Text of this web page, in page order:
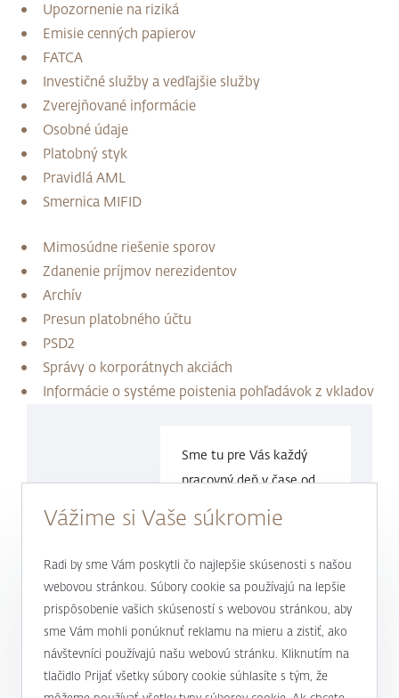
Upozornenie na riziká
Emisie cenných papierov
FATCA
Investičné služby a vedľajšie služby
Zverejňované informácie
Osobné údaje
Platobný styk
Pravidlá AML
Smernica MIFID
Mimosúdne riešenie sporov
Zdanenie príjmov nerezidentov
Archív
Presun platobného účtu
PSD2
Správy o korporátnych akciách
Informácie o systéme poistenia pohľadávok z vkladov
Sme tu pre Vás každý
pracovný deň v časeod
9.00 do
17.00 hod.
0800 900 500
alebo +421 232 607 187
Vážime si Vaše súkromie
Radi by sme Vám poskytli čo najlepšie skúsenosti s našou
webovou stránkou. Súbory cookie sa používajú na lepšie
prispôsobenie vašich skúseností s webovou stránkou, aby
sme Vám mohli ponúknuť reklamu na mieru a zistiť, ako
návštevníci používajú našu webovú stránku. Kliknutím na
tlačidlo Prijať všetky súbory cookie súhlasíte s tým, že